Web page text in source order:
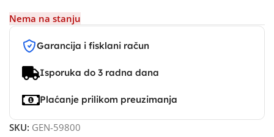
Nema na stanju
Garancija i fisklani račun
Isporuka do 3 radna dana
Plaćanje prilikom preuzimanja
SKU: GEN-59800